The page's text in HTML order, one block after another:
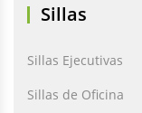
Sillas
Sillas Ejecutivas
Sillas de Oficina